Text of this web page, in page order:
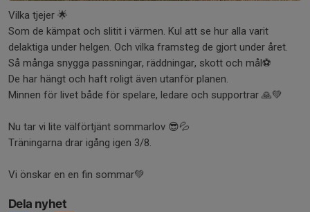
Vilka tjejer 🌟
Som de kämpat och slitit i värmen. Kul att se hur alla varit
delaktiga under helgen. Och vilka framsteg de gjort under året.
Så många snygga passningar, räddningar, skott och mål⚽️
De har hängt och haft roligt även utanför planen.
Minnen för livet både för spelare, ledare och supportrar 🙏💚
Nu tar vi lite välförtjänt sommarlov 😎💦
Träningarna drar igång igen 3/8.
Vi önskar en en fin sommar💚
Dela nyhet